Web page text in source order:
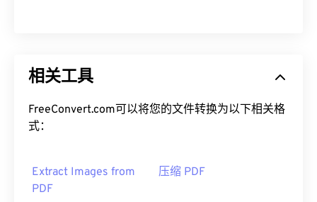
相关工具
FreeConvert.com可以将您的文件转换为以下相关格
式：
Extract Images from
PDF
压缩 PDF